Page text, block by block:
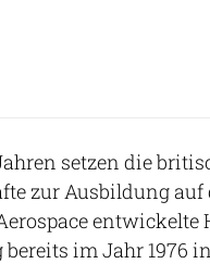
setzen die
zur Ausbildung auf
entwickelte
im Jahr 1976